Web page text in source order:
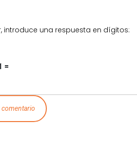
introduce una respuesta en dígitos:
=